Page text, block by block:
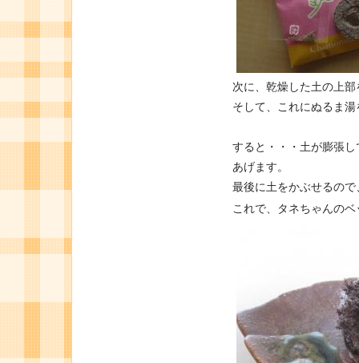
次に、乾燥した土の上
そして、これにぬるま
すると・・・土が膨張
あげます。
最後に土をかぶせるの
これで、タネちゃんの